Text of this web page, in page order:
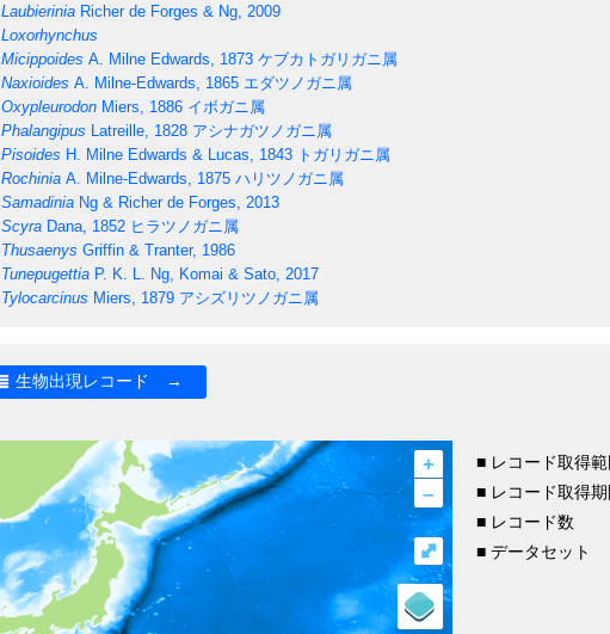
Laubierinia Richer de Forges & Ng, 2009
Loxorhynchus
Micippoides A. Milne Edwards, 1873 ケブカトガリガニ属
Naxioides A. Milne-Edwards, 1865 エダツノガニ属
Oxypleurodon Miers, 1886 イボガニ属
Phalangipus Latreille, 1828 アシナガツノガニ属
Pisoides H. Milne Edwards & Lucas, 1843 トガリガニ属
Rochinia A. Milne-Edwards, 1875 ハリツノガニ属
Samadinia Ng & Richer de Forges, 2013
Scyra Dana, 1852 ヒラツノガニ属
Thusaenys Griffin & Tranter, 1986
Tunepugettia P. K. L. Ng, Komai & Sato, 2017
Tylocarcinus Miers, 1879 アシズリツノガニ属
生物出現レコード →
+
–
⤢
■ レコード取得範
■ レコード取得期
■ レコード数
■ データセット